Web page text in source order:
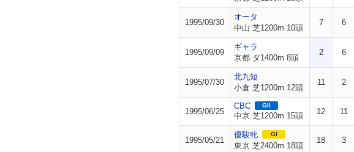
1995/09/30
オータ
中山 芝1200m 10頭
7 6
1995/09/09
ギャラ
京都 ダ1400m 8頭
2 6
1995/07/30
北九短
小倉 芝1200m 12頭
11 2
1995/06/25
CBC GII
中京 芝1200m 15頭 12 11
1995/05/21
優駿牝 GI
東京 芝2400m 18頭
18 3